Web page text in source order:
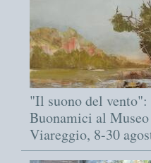
"Il suono del
Buonamici al
Viareggio, 8-30